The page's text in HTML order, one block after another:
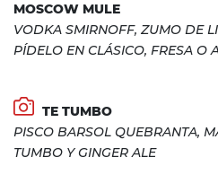
MOSCOW MULE
VODKA SMIRNOFF, ZUMO DE
PÍDELO EN CLÁSICO, FRESA O
TE TUMBO
PISCO BARSOL QUEBRANTA,
TUMBO Y GINGER ALE